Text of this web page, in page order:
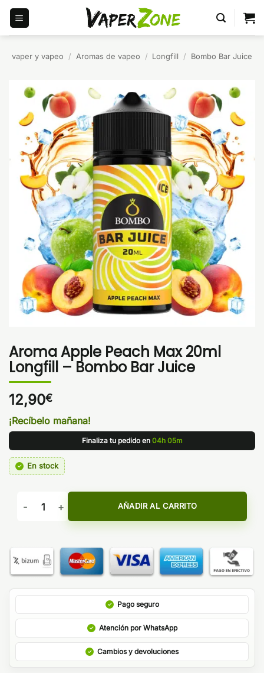
Saltar
contenido
vaper y vapeo / Aromas de vapeo / Longfill / Bombo Bar Juice
Aroma Apple Peach Max 20ml
Longfill – Bombo Bar Juice
12,90€
¡Recíbelo mañana!
Finaliza tu pedido en 04h 05m
En stock
Aroma Apple Peach Max 20ml Longfill - Bombo Bar Juice
AÑADIR AL CARRITO
Pago seguro
Atención por WhatsApp
Cambios y devoluciones